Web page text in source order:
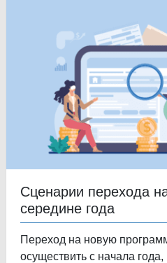
Сценарии перехода
середине года
Переход на новую
осуществить с начала